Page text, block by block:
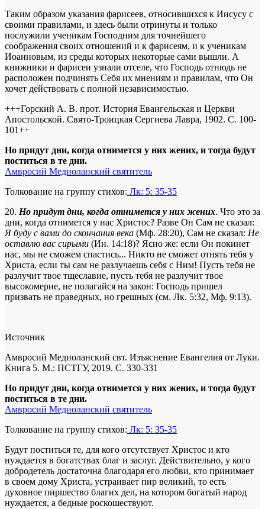
Таким образом указания фарисеев, относившихся к Иисусу с
своими правилами, и здесь были отринуты и только
послужили ученикам Господним для точнейшего
соображения своих отношений и к фарисеям, и к ученикам
Иоанновым, из среды которых некоторые сами вышли. А
книжники и фарисеи узнали отселе, что Господь отнюдь не
расположен подчинять Себя их мнениям и правилам, что Он
хочет действовать с полной независимостью.
+++Горский А. В. прот. История Евангельская и Церкви
Апостольской. Свято-Троицкая Сергиева Лавра, 1902. С. 100-
101++
Но придут дни, когда отнимется у них жених, и тогда будут
поститься в те дни.
Амвросий Медиоланский святитель
Толкование на группу стихов: Лк: 5: 35-35
20. Но придут дни, когда отнимется у них жених. Что это за
дни, когда отнимется у нас Христос? Разве Он Сам не сказал:
Я буду с вами до скончания века (Мф. 28:20), Сам не сказал: Не
оставлю вас сирыми (Ин. 14:18)? Ясно же: если Он покинет
нас, мы не сможем спастись... Никто не сможет отнять тебя у
Христа, если ты сам не разлучаешь себя с Ним! Пусть тебя не
разлучит твое тщеславие, пусть тебя не разлучит твое
высокомерие, не полагайся на закон: Господь пришел
призвать не праведных, но грешных (см. Лк. 5:32, Мф. 9:13).
Источник
Амвросий Медиоланский свт. Изъяснение Евангелия от Луки.
Книга 5. М.: ПСТГУ, 2019. С. 330-331
Но придут дни, когда отнимется у них жених, и тогда будут
поститься в те дни.
Амвросий Медиоланский святитель
Толкование на группу стихов: Лк: 5: 35-35
Будут поститься те, для кого отсутствует Христос и кто
нуждается в богатствах благ и заслуг. Действительно, у кого
добродетель достаточна благодаря его любви, кто принимает
в своем дому Христа, устраивает пир великий, то есть
духовное пиршество благих дел, на котором богатый народ
нуждается, а бедные роскошествуют.